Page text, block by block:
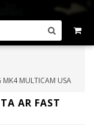
MULTICAM USA
AR FAST